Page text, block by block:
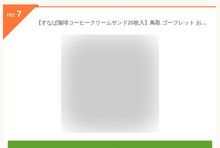
no. 7
【すなば珈琲コーヒークリームサンド20枚入】鳥取 ゴーフレット お土産 贈り物 プレゼント お礼 お返し 内祝 山陰 お菓子 すなば珈琲